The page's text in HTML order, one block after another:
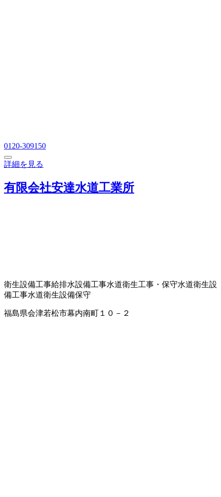
0120-309150
詳細を見る
有限会社安達水道工業所
衛生設備工事給排水設備工事水道衛生工事・保守水道衛生設
備工事水道衛生設備保守
福島県会津若松市幕内南町１０－２